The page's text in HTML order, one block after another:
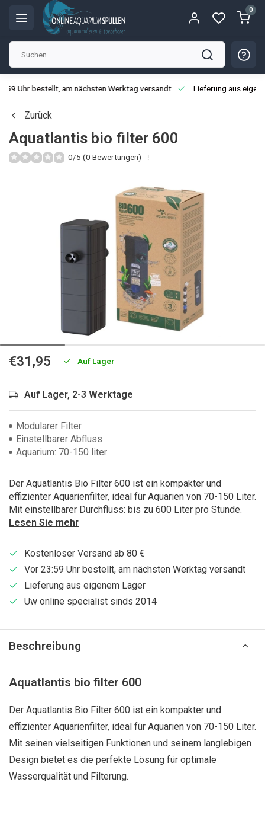
0
Uhr bestellt, am nächsten Werktag versandt Lieferung aus
Zurück
Aquatlantis bio filter 600
0/5 (0 Bewertungen)
€31,95 Auf Lager
Auf Lager, 2-3 Werktage
Modularer Filter
Einstellbarer Abfluss
Aquarium: 70-150 liter
Der Aquatlantis Bio Filter 600 ist ein kompakter und
effizienter Aquarienfilter, ideal für Aquarien von 70-150 Liter.
Mit einstellbarer Durchfluss: bis zu 600 Liter pro Stunde.
Lesen Sie mehr
Kostenloser Versand ab 80 €
Vor 23:59 Uhr bestellt, am nächsten Werktag versandt
Lieferung aus eigenem Lager
Uw online specialist sinds 2014
Beschreibung
Aquatlantis bio filter 600
Der Aquatlantis Bio Filter 600 ist ein kompakter und
effizienter Aquarienfilter, ideal für Aquarien von 70-150 Liter.
Mit seinen vielseitigen Funktionen und seinem langlebigen
Design bietet es die perfekte Lösung für optimale
Wasserqualität und Filterung.